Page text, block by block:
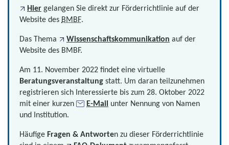
Hier gelangen Sie direkt zur Förderrichtlinie auf der
Website des BMBF.
Das Thema
Wissenschaftskommunikation auf der
Website des BMBF.
Am 11. November 2022 findet eine virtuelle
Beratungsveranstaltung statt. Um daran teilzunehmen
registrieren sich Interessierte bis zum 28. Oktober 2022
mit einer kurzen
E-Mail unter Nennung von Namen
und Institution.
Häufige Fragen & Antworten zu dieser Förderrichtlinie